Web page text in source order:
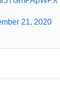
21, 2020